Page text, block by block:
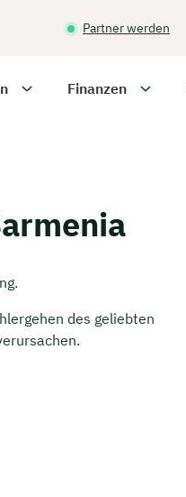
Partner werden
Finanzen
des geliebten